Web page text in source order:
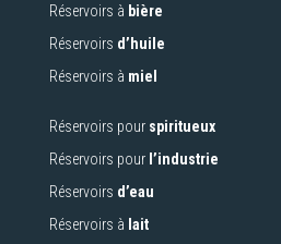
Réservoirs à bière
Réservoirs d’huile
Réservoirs à miel
Réservoirs pour spiritueux
Réservoirs pour l’industrie
Réservoirs d’eau
Réservoirs à lait